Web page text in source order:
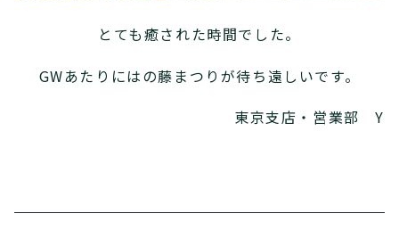
とても癒された時間でした。
GWあたりにはの藤まつりが待ち遠しいです。
東京支店・営業部 Y